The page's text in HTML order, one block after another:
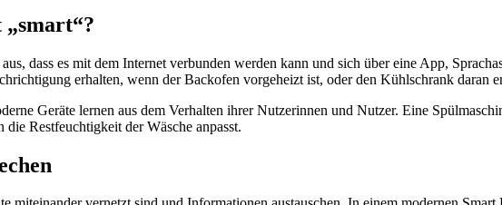
„smart“?
dass es mit dem Internet verbunden werden kann und sich über eine App,
erhalten, wenn der Backofen vorgeheizt ist, oder den Kühlschrank daran
Geräte lernen aus dem Verhalten ihrer Nutzerinnen und Nutzer. Eine
Restfeuchtigkeit der Wäsche anpasst.